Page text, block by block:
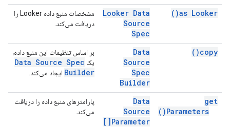
as Looker(
)
Looker Data
Source
Spec
مشخصات منبع داده Looker را
دریافت می‌کند.
copy(
)
Data
Source
Spec
Builder
بر اساس تنظیمات این منبع داده،
یک Data Source Spec
Builder ایجاد می‌کند.
get
Parameters(
)
Data
Source
Parameter[]
پارامترهای منبع داده را دریافت
می‌کند.